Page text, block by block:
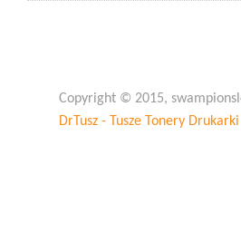
Copyright © 2015,
DrTusz - Tusze Tonery Drukarki